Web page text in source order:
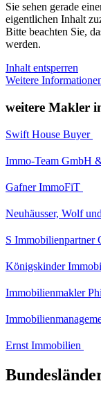
Sie sehen gerade
eigentlichen Inhalt
Bitte beachten Sie,
werden.
Inhalt entsperren
Weitere
weitere Makler
Swift House Buyer
Immo-Team GmbH
Gafner ImmoFiT
Neuhäusser, Wolf
S Immobilienpartner
Königskinder
Immobilienmakler
Ernst Immobilien